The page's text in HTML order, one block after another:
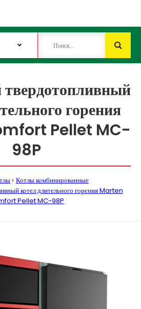
горения
Pellet MC-
98P
Котлы комбинированные
котел длительного горения Marten
Pellet MC-98P